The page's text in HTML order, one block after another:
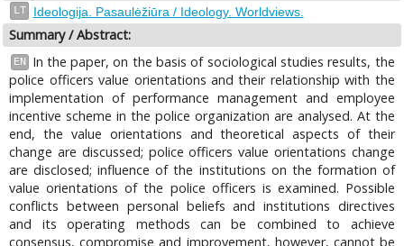
LT Ideologija. Pasaulėžiūra / Ideology. Worldviews.
Summary / Abstract:
EN
In the paper, on the basis of sociological studies results, the
police officers value orientations and their relationship with the
implementation of performance management and employee
incentive scheme in the police organization are analysed. At the
end, the value orientations and theoretical aspects of their
change are discussed; police officers value orientations change
are disclosed; influence of the institutions on the formation of
value orientations of the police officers is examined. Possible
conflicts between personal beliefs and institutions directives
and its operating methods can be combined to achieve
consensus, compromise and improvement, however, cannot be